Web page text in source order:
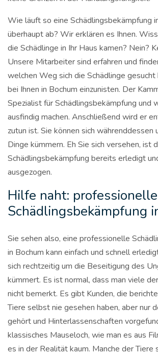
Wie läuft so eine Schädlingsbekämpfung
überhaupt ab? Wir erklären es Ihnen.
die Schädlinge in Ihr Haus kamen? Nein?
Unsere Mitarbeiter sind erfahren und
welchen Weg sich die Schädlinge gesucht
bei Ihnen in Bochum einzunisten. Der
Spezialist für Schädlingsbekämpfung und
ausfindig machen. Anschließend wird er
zutun ist. Sie können sich währenddessen
Dinge kümmern. Eh Sie sich versehen, ist
Schädlingsbekämpfung bereits erledigt
ausgezogen.
Hilfe naht: professionelle
Schädlingsbekämpfung
Sie sehen also, eine professionelle
in Bochum kann einfach und schnell
sich rechtzeitig um die Beseitigung des
kümmert. Es ist normal, dass man viele
nicht bemerkt. Es gibt Kunden, die
Tiere selbst nie gesehen haben, aber nur
gehört und Hinterlassenschaften
klassisches Mauseloch, wie man es aus
es in der Realität kaum. Manche der Tiere